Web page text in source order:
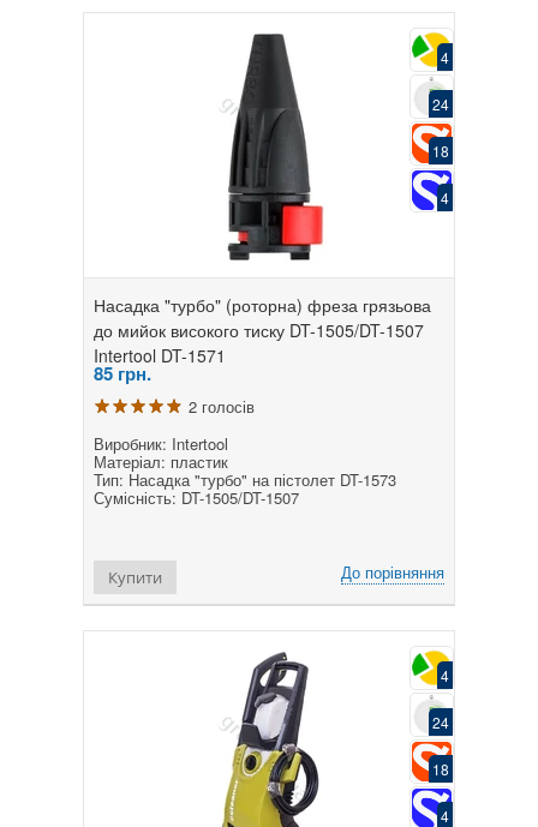
4
24
18
4
Насадка "турбо" (роторна) фреза грязьова
до мийок високого тиску DT-1505/DT-1507
Intertool DT-1571
85 грн.
2 голосів
Виробник: Intertool
Матеріал: пластик
Тип: Насадка "турбо" на пістолет DT-1573
Сумісність: DT-1505/DT-1507
До порівняння
Купити
4
24
18
4